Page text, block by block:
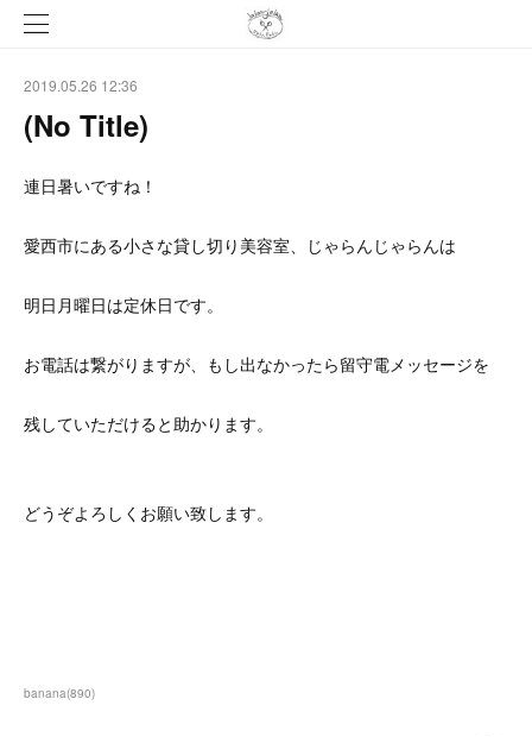
2019.05.26 12:36
(No Title)
連日暑いですね！
愛西市にある小さな貸し切り美容室、じゃらんじゃらんは
明日月曜日は定休日です。
お電話は繋がりますが、もし出なかったら留守電メッセージを
残していただけると助かります。
どうぞよろしくお願い致します。
banana(890)